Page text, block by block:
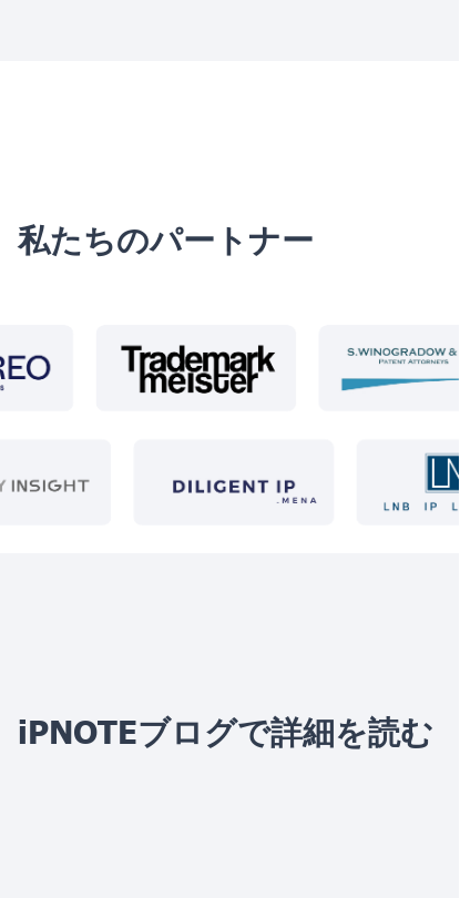
私たちのパートナー
iPNOTEブログで詳細を読む